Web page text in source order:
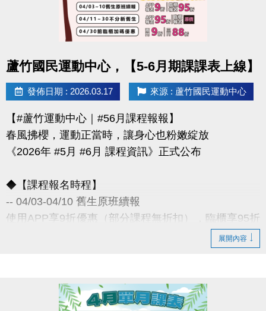
蘆竹國民運動中心，【5-6月期課課表上線】
發佈日期 : 2026.03.17 來源 : 蘆竹國民運動中心
【#蘆竹運動中心｜#56月課程報報】
春風拂櫻，運動正當時，讓身心也粉嫩綻放
《2026年 #5月 #6月 課程資訊》正式公布
◆【課程報名時程】
-- 04/03-04/10 舊生原班續報
使用APP享9折優惠（部分課程無折扣），臨櫃享95折
◆【舊生定義】
報名完整3-4月期課、4月單月課程
展開內容